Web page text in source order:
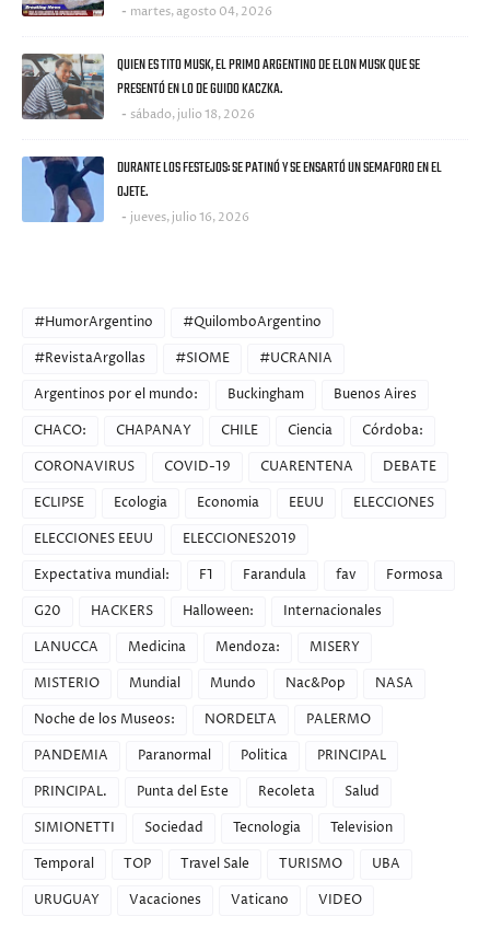
martes, agosto 04, 2026
QUIEN ES TITO MUSK, EL PRIMO ARGENTINO DE ELON MUSK QUE SE
PRESENTÓ EN LO DE GUIDO KACZKA.
sábado, julio 18, 2026
DURANTE LOS FESTEJOS: SE PATINÓ Y SE ENSARTÓ UN SEMAFORO EN EL
OJETE.
jueves, julio 16, 2026
#HumorArgentino
#QuilomboArgentino
#RevistaArgollas
#SIOME
#UCRANIA
Argentinos por el mundo:
Buckingham
Buenos Aires
CHACO:
CHAPANAY CHILE Ciencia
Córdoba:
CORONAVIRUS
COVID-19 CUARENTENA
DEBATE
ECLIPSE
Ecologia Economia EEUU
ELECCIONES
ELECCIONES EEUU
ELECCIONES2019
Expectativa mundial:
F1 Farandula fav
Formosa
G20
HACKERS Halloween:
Internacionales
LANUCCA
Medicina Mendoza:
MISERY
MISTERIO
Mundial Mundo Nac&Pop
NASA
Noche de los Museos:
NORDELTA
PALERMO
PANDEMIA
Paranormal Politica
PRINCIPAL
PRINCIPAL.
Punta del Este Recoleta
Salud
SIMIONETTI
Sociedad Tecnologia
Television
Temporal
TOP Travel Sale TURISMO
UBA
URUGUAY
Vacaciones Vaticano VIDEO